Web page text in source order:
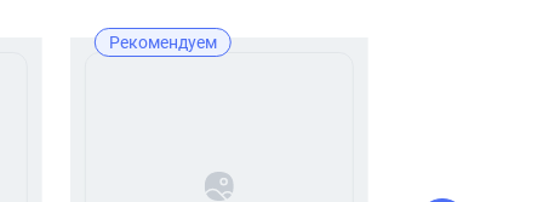
Рекомендуем